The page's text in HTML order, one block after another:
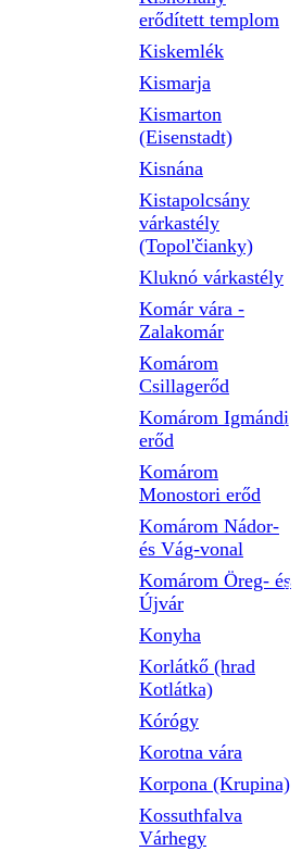
erődített templom
Kiskemlék
Kismarja
Kismarton
(Eisenstadt)
Kisnána
Kistapolcsány
várkastély
(Topol'čianky)
Kluknó várkastély
Komár vára -
Zalakomár
Komárom
Csillagerőd
Komárom Igmándi
erőd
Komárom
Monostori erőd
Komárom Nádor-
és Vág-vonal
Komárom Öreg- és
Újvár
Konyha
Korlátkő (hrad
Kotlátka)
Kórógy
Korotna vára
Korpona (Krupina)
Kossuthfalva
Várhegy